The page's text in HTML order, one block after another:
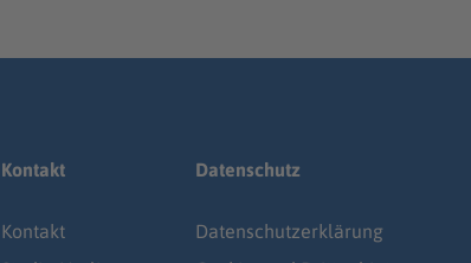
Kontakt
Kontakt
Datenschutz
Datenschutz­erklärung